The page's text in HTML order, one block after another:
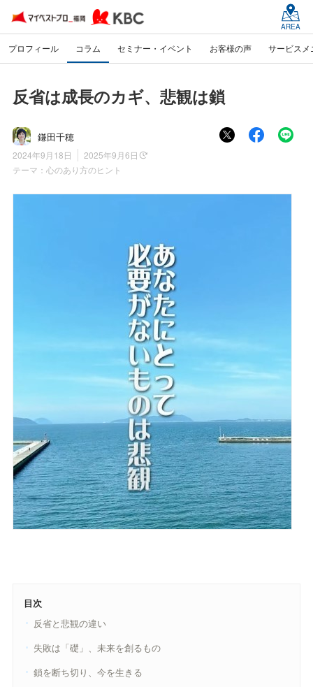
AREA
プロフィール コラム セミナー・イベント お客様の声 サービスメ
反省は成長のカギ、悲観は鎖
鎌田千穂
2024年9月18日
2025年9月6日
テーマ： 心のあり方のヒント
目次
反省と悲観の違い
失敗は「礎」、未来を創るもの
鎖を断ち切り、今を生きる